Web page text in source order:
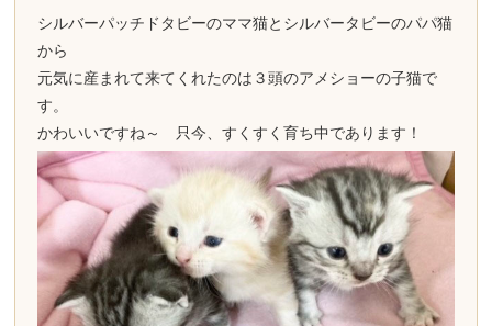
シルバーパッチドタビーのママ猫とシルバータビーのパパ猫
から
元気に産まれて来てくれたのは３頭のアメショーの子猫で
す。
かわいいですね～ 只今、すくすく育ち中であります！